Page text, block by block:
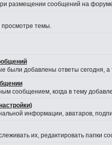
размещении сообщений на
просмотре темы.
были добавлены ответы сегодня,
сообщением, когда в тему
информации, аватаров,
их, редактировать папки